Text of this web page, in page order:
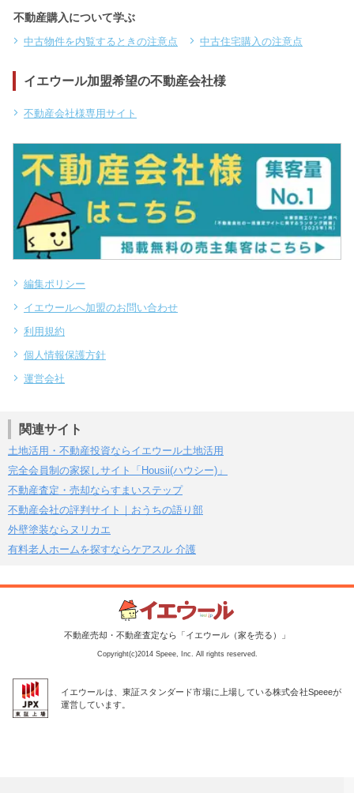
不動産購入について学ぶ
中古物件を内覧するときの注意点 中古住宅購入の注意点
イエウール加盟希望の不動産会社様
不動産会社様専用サイト
編集ポリシー
イエウールへ加盟のお問い合わせ
利用規約
個人情報保護方針
運営会社
関連サイト
土地活用・不動産投資ならイエウール土地活用
完全会員制の家探しサイト「Housii(ハウシー)」
不動産査定・売却ならすまいステップ
不動産会社の評判サイト｜おうちの語り部
外壁塗装ならヌリカエ
有料老人ホームを探すならケアスル 介護
不動産売却・不動産査定なら「イエウール（家を売る）」
Copyright(c)2014 Speee, Inc. All rights reserved.
イエウールは、東証スタンダード市場に上場している株式会社Speeeが
運営しています。